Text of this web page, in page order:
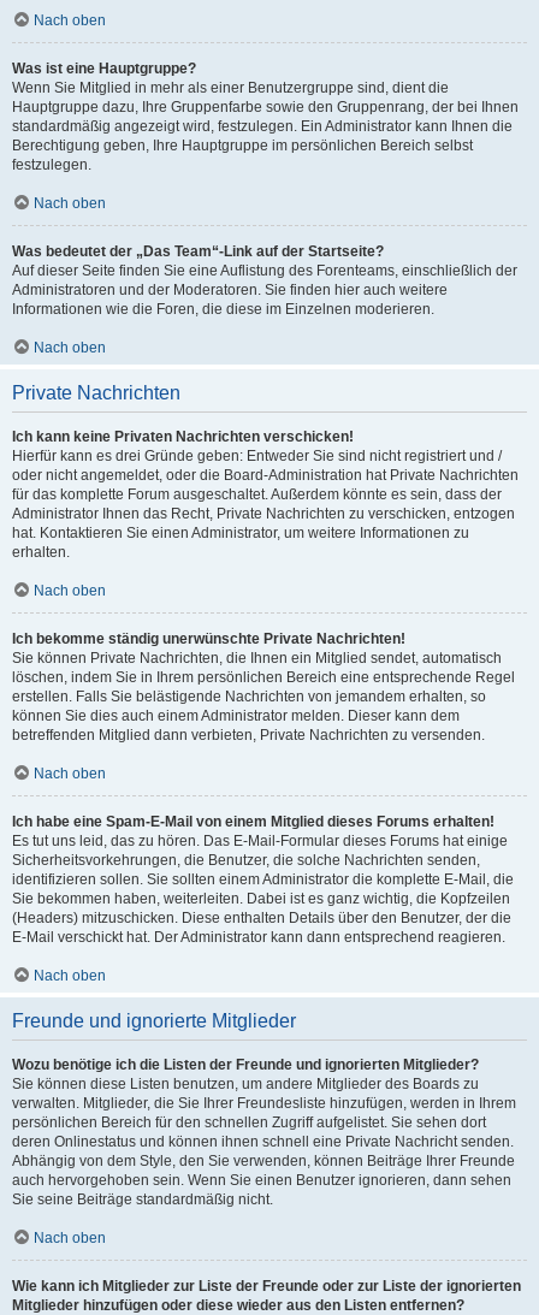
Nach oben
Was ist eine Hauptgruppe?
Wenn Sie Mitglied in mehr als einer Benutzergruppe sind, dient die
Hauptgruppe dazu, Ihre Gruppenfarbe sowie den Gruppenrang, der bei Ihnen
standardmäßig angezeigt wird, festzulegen. Ein Administrator kann Ihnen die
Berechtigung geben, Ihre Hauptgruppe im persönlichen Bereich selbst
festzulegen.
Nach oben
Was bedeutet der „Das Team“-Link auf der Startseite?
Auf dieser Seite finden Sie eine Auflistung des Forenteams, einschließlich der
Administratoren und der Moderatoren. Sie finden hier auch weitere
Informationen wie die Foren, die diese im Einzelnen moderieren.
Nach oben
Private Nachrichten
Ich kann keine Privaten Nachrichten verschicken!
Hierfür kann es drei Gründe geben: Entweder Sie sind nicht registriert und /
oder nicht angemeldet, oder die Board-Administration hat Private Nachrichten
für das komplette Forum ausgeschaltet. Außerdem könnte es sein, dass der
Administrator Ihnen das Recht, Private Nachrichten zu verschicken, entzogen
hat. Kontaktieren Sie einen Administrator, um weitere Informationen zu
erhalten.
Nach oben
Ich bekomme ständig unerwünschte Private Nachrichten!
Sie können Private Nachrichten, die Ihnen ein Mitglied sendet, automatisch
löschen, indem Sie in Ihrem persönlichen Bereich eine entsprechende Regel
erstellen. Falls Sie belästigende Nachrichten von jemandem erhalten, so
können Sie dies auch einem Administrator melden. Dieser kann dem
betreffenden Mitglied dann verbieten, Private Nachrichten zu versenden.
Nach oben
Ich habe eine Spam-E-Mail von einem Mitglied dieses Forums erhalten!
Es tut uns leid, das zu hören. Das E-Mail-Formular dieses Forums hat einige
Sicherheitsvorkehrungen, die Benutzer, die solche Nachrichten senden,
identifizieren sollen. Sie sollten einem Administrator die komplette E-Mail, die
Sie bekommen haben, weiterleiten. Dabei ist es ganz wichtig, die Kopfzeilen
(Headers) mitzuschicken. Diese enthalten Details über den Benutzer, der die
E-Mail verschickt hat. Der Administrator kann dann entsprechend reagieren.
Nach oben
Freunde und ignorierte Mitglieder
Wozu benötige ich die Listen der Freunde und ignorierten Mitglieder?
Sie können diese Listen benutzen, um andere Mitglieder des Boards zu
verwalten. Mitglieder, die Sie Ihrer Freundesliste hinzufügen, werden in Ihrem
persönlichen Bereich für den schnellen Zugriff aufgelistet. Sie sehen dort
deren Onlinestatus und können ihnen schnell eine Private Nachricht senden.
Abhängig von dem Style, den Sie verwenden, können Beiträge Ihrer Freunde
auch hervorgehoben sein. Wenn Sie einen Benutzer ignorieren, dann sehen
Sie seine Beiträge standardmäßig nicht.
Nach oben
Wie kann ich Mitglieder zur Liste der Freunde oder zur Liste der ignorierten
Mitglieder hinzufügen oder diese wieder aus den Listen entfernen?